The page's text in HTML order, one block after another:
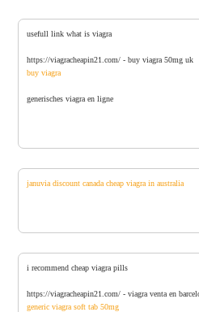
usefull link what is viagra
https://viagracheapin21.com/ - buy viagra 50mg uk
buy viagra
generisches viagra en ligne
januvia discount canada cheap viagra in australia
i recommend cheap viagra pills
https://viagracheapin21.com/ - viagra venta en
generic viagra soft tab 50mg